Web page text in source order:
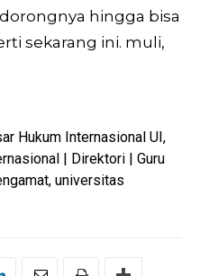
hingga bisa
sekarang ini. muli,
Hukum Internasional UI,
| Direktori | Guru
universitas